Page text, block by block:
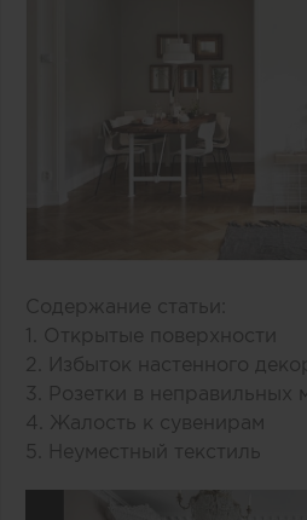
Содержание статьи:
1. Открытые поверхности
2. Избыток настенного
3. Розетки в неправильных
4. Жалость к сувенирам
5. Неуместный текстиль